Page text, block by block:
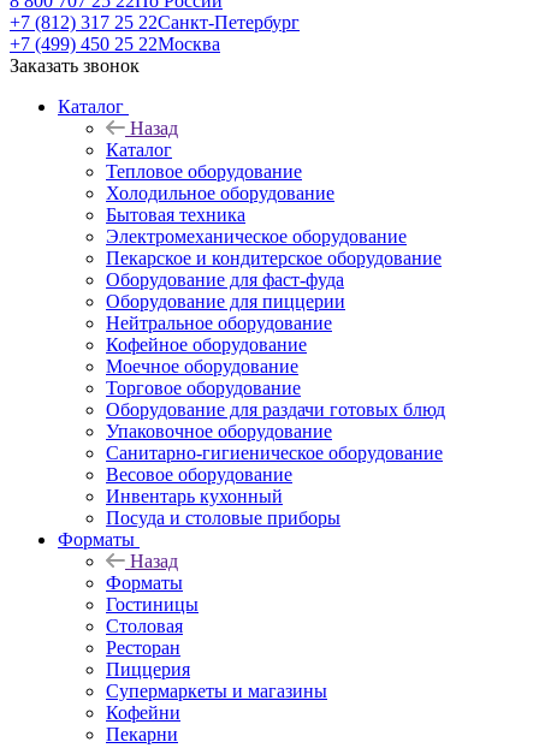
+7 (812) 317 25 22Санкт-Петербург
+7 (499) 450 25 22Москва
Заказать звонок
Каталог
Назад
Каталог
Тепловое оборудование
Холодильное оборудование
Бытовая техника
Электромеханическое оборудование
Пекарское и кондитерское оборудование
Оборудование для фаст-фуда
Оборудование для пиццерии
Нейтральное оборудование
Кофейное оборудование
Моечное оборудование
Торговое оборудование
Оборудование для раздачи готовых блюд
Упаковочное оборудование
Санитарно-гигиеническое оборудование
Весовое оборудование
Инвентарь кухонный
Посуда и столовые приборы
Форматы
Назад
Форматы
Гостиницы
Столовая
Ресторан
Пиццерия
Супермаркеты и магазины
Кофейни
Пекарни